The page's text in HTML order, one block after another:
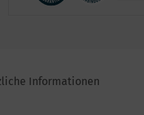
Informationen